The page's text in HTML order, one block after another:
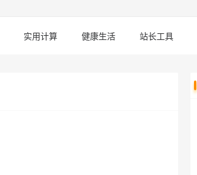
实用计算 健康生活 站长工具